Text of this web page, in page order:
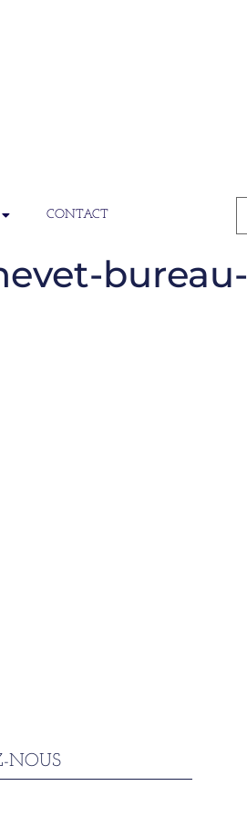
CONTACT
bureau-
NOUS